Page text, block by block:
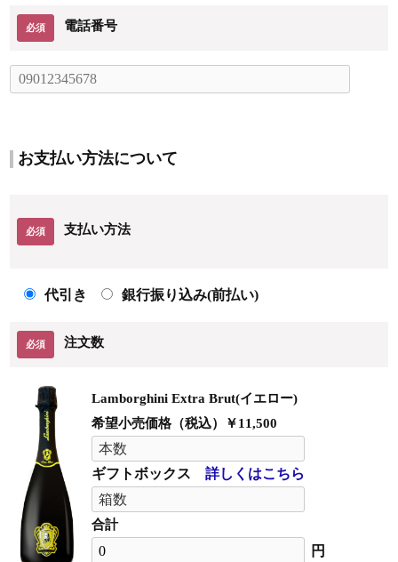
必須 電話番号
お支払い方法について
必須 支払い方法
代引き 銀行振り込み(前払い)
必須 注文数
Lamborghini Extra Brut(イエロー)
希望小売価格（税込）￥11,500
ギフトボックス詳しくはこちら
合計
円